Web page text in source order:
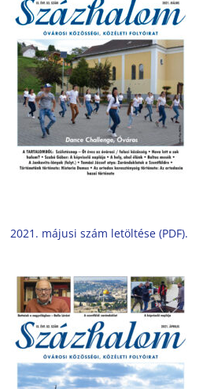
2021. májusi szám letöltése (PDF).